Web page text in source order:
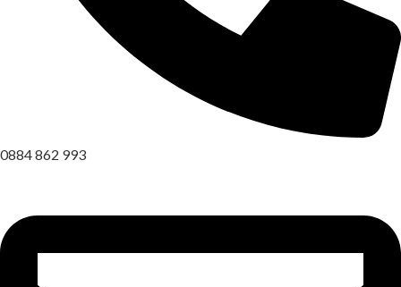
0884 862 993